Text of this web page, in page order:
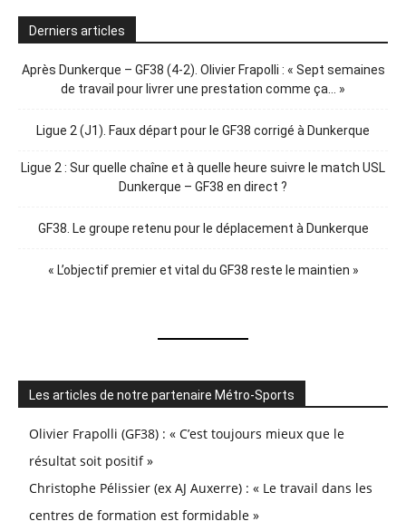
Derniers articles
Après Dunkerque – GF38 (4-2). Olivier Frapolli : « Sept semaines
de travail pour livrer une prestation comme ça… »
Ligue 2 (J1). Faux départ pour le GF38 corrigé à Dunkerque
Ligue 2 : Sur quelle chaîne et à quelle heure suivre le match USL
Dunkerque – GF38 en direct ?
GF38. Le groupe retenu pour le déplacement à Dunkerque
« L’objectif premier et vital du GF38 reste le maintien »
Les articles de notre partenaire Métro-Sports
Olivier Frapolli (GF38) : « C’est toujours mieux que le
résultat soit positif »
Christophe Pélissier (ex AJ Auxerre) : « Le travail dans les
centres de formation est formidable »